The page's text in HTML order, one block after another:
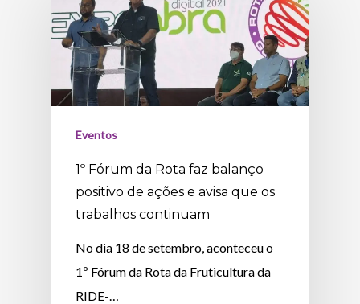
Eventos
1º Fórum da Rota faz balanço
positivo de ações e avisa que os
trabalhos continuam
No dia 18 de setembro, aconteceu o
1º Fórum da Rota da Fruticultura da
RIDE-…